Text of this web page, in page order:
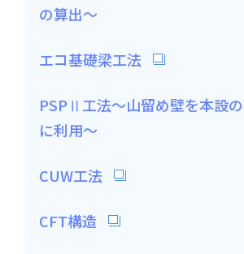
の算出～
エコ基礎梁工法
PSPⅡ工法～山留め壁を本設
に利用～
CUW工法
CFT構造